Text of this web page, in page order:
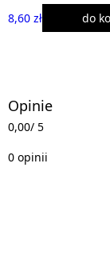
8,60 zł do
Opinie
0,00/ 5
0 opinii